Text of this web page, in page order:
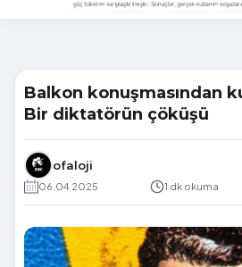
Balkon konuşmasından
Bir diktatörün çöküşü
ofaloji
06.04.2025 1 dk okuma